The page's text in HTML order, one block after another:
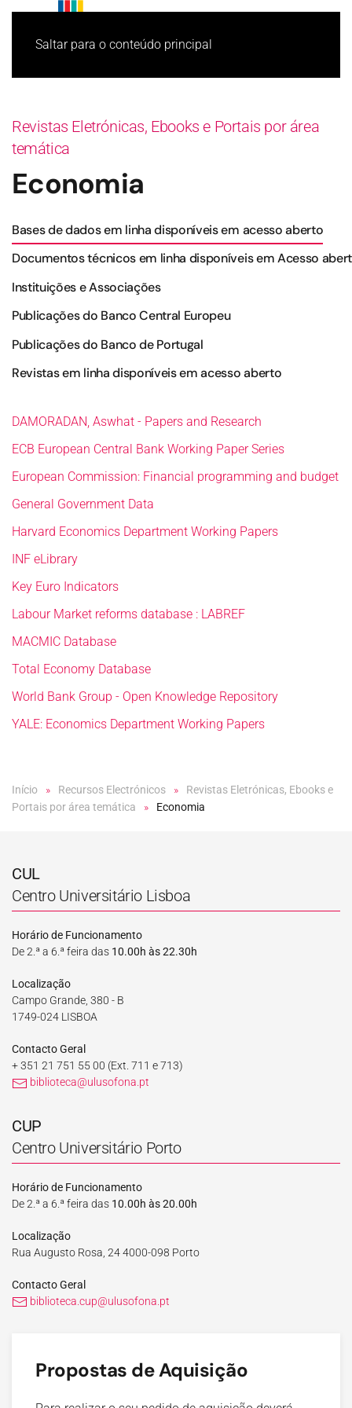
Saltar para o conteúdo principal
Revistas Eletrónicas, Ebooks e Portais por área
temática
Economia
Bases de dados em linha disponíveis em acesso aberto
Documentos técnicos em linha disponíveis em Acesso
Instituições e Associações
Publicações do Banco Central Europeu
Publicações do Banco de Portugal
Revistas em linha disponíveis em acesso aberto
DAMORADAN, Aswhat - Papers and Research
ECB European Central Bank Working Paper Series
European Commission: Financial programming and budget
General Government Data
Harvard Economics Department Working Papers
INF eLibrary
Key Euro Indicators
Labour Market reforms database : LABREF
MACMIC Database
Total Economy Database
World Bank Group - Open Knowledge Repository
YALE: Economics Department Working Papers
Início Recursos Electrónicos
Revistas Eletrónicas, Ebooks e
Portais por área temática
Economia
CUL
Centro Universitário Lisboa
Horário de Funcionamento
De 2.ª a 6.ª feira das 10.00h às 22.30h
Localização
Campo Grande, 380 - B
1749-024 LISBOA
Contacto Geral
+ 351 21 751 55 00 (Ext. 711 e 713)
biblioteca@ulusofona.pt
CUP
Centro Universitário Porto
Horário de Funcionamento
De 2.ª a 6.ª feira das 10.00h às 20.00h
Localização
Rua Augusto Rosa, 24 4000-098 Porto
Contacto Geral
biblioteca.cup@ulusofona.pt
Propostas de Aquisição